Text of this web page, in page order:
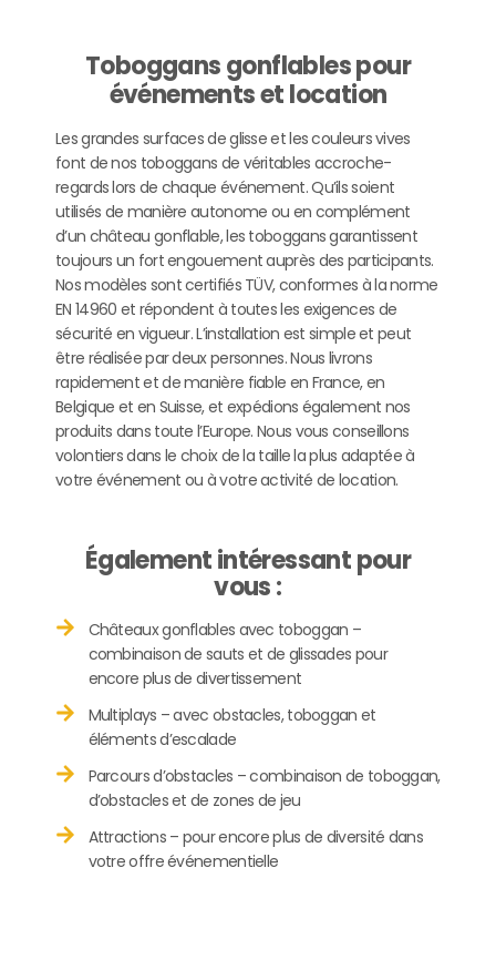
Toboggans gonflables pour
événements et location
Les grandes surfaces de glisse et les couleurs vives
font de nos toboggans de véritables accroche-
regards lors de chaque événement. Qu’ils soient
utilisés de manière autonome ou en complément
d’un château gonflable, les toboggans garantissent
toujours un fort engouement auprès des participants.
Nos modèles sont certifiés TÜV, conformes à la norme
EN 14960 et répondent à toutes les exigences de
sécurité en vigueur. L’installation est simple et peut
être réalisée par deux personnes. Nous livrons
rapidement et de manière fiable en France, en
Belgique et en Suisse, et expédions également nos
produits dans toute l’Europe. Nous vous conseillons
volontiers dans le choix de la taille la plus adaptée à
votre événement ou à votre activité de location.
Également intéressant pour
vous :
Châteaux gonflables avec toboggan –
combinaison de sauts et de glissades pour
encore plus de divertissement
Multiplays – avec obstacles, toboggan et
éléments d’escalade
Parcours d’obstacles – combinaison de toboggan,
d’obstacles et de zones de jeu
Attractions – pour encore plus de diversité dans
votre offre événementielle